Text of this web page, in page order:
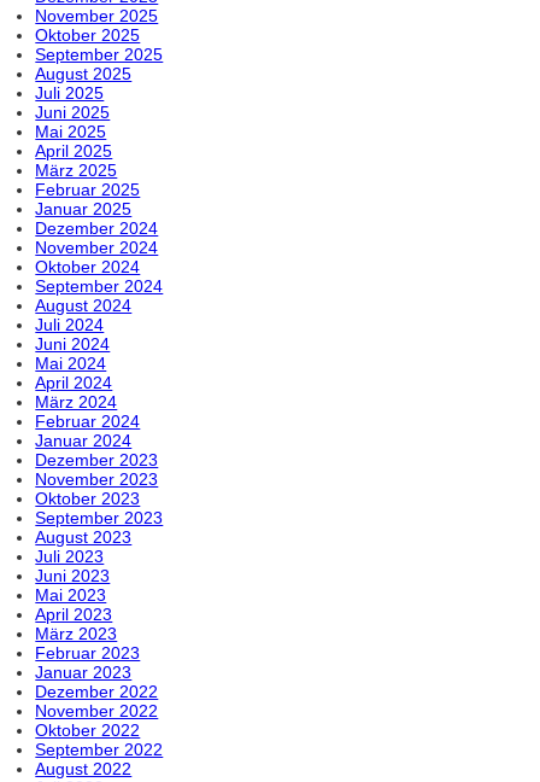
November 2025
Oktober 2025
September 2025
August 2025
Juli 2025
Juni 2025
Mai 2025
April 2025
März 2025
Februar 2025
Januar 2025
Dezember 2024
November 2024
Oktober 2024
September 2024
August 2024
Juli 2024
Juni 2024
Mai 2024
April 2024
März 2024
Februar 2024
Januar 2024
Dezember 2023
November 2023
Oktober 2023
September 2023
August 2023
Juli 2023
Juni 2023
Mai 2023
April 2023
März 2023
Februar 2023
Januar 2023
Dezember 2022
November 2022
Oktober 2022
September 2022
August 2022